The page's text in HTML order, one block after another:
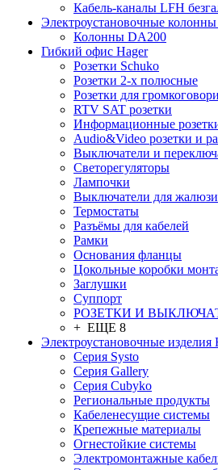
Кабель-каналы LFH
Электроустановочные
Колонны DA200
Гибкий офис Hager
Розетки Schuko
Розетки 2-х полюсные
Розетки для
RTV SAT розетки
Информационные
Audio&Video розетки и
Выключатели и
Светорегуляторы
Лампочки
Выключатели для жалюзи
Термостаты
Разъёмы для кабелей
Рамки
Основания фланцы
Цокольные коробки
Заглушки
Суппорт
РОЗЕТКИ И
+ ЕЩЕ 8
Электроустановочные изделия
Серия Systo
Серия Gallery
Серия Cubyko
Региональные продукты
Кабеленесущие системы
Крепежные материалы
Огнестойкие системы
Электромонтажные